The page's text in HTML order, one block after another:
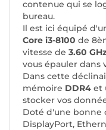
contenue qui se
bureau.
Il est ici équipé
Core i3-8100 de
vitesse de 3.60
vous épauler dans
Dans cette
mémoire DDR4 et
stocker vos
Doté d'une bonne
DisplayPort,